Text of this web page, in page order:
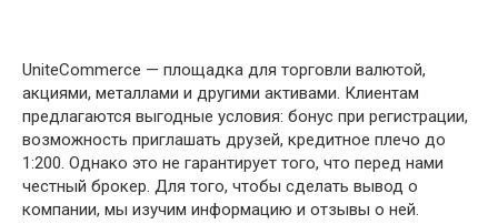
UniteCommerce — площадка для торговли валютой,
акциями, металлами и другими активами. Клиентам
предлагаются выгодные условия: бонус при регистрации,
возможность приглашать друзей, кредитное плечо до
1:200. Однако это не гарантирует того, что перед нами
честный брокер. Для того, чтобы сделать вывод о
компании, мы изучим информацию и отзывы о ней.